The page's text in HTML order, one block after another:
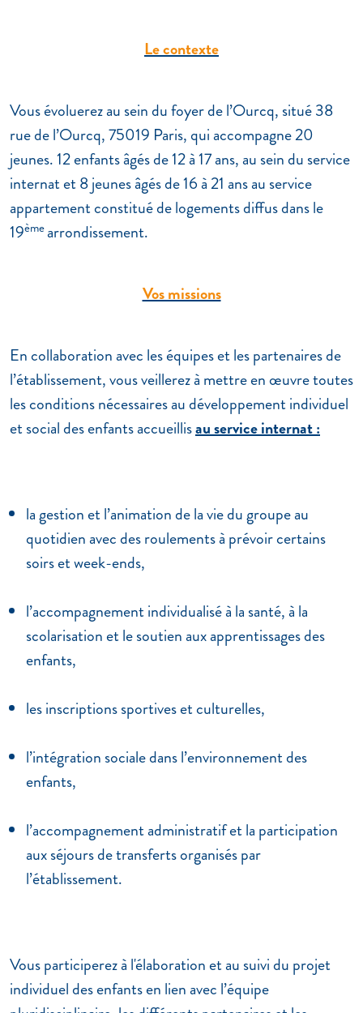
Le contexte
Vous évoluerez au sein du foyer de l’Ourcq, situé 38
rue de l’Ourcq, 75019 Paris, qui accompagne 20
jeunes. 12 enfants âgés de 12 à 17 ans, au sein du service
internat et 8 jeunes âgés de 16 à 21 ans au service
appartement constitué de logements diffus dans le
19èmearrondissement.
Vos missions
En collaboration avec les équipes et les partenaires de
l’établissement, vous veillerez à mettre en œuvre toutes
les conditions nécessaires au développement individuel
et social des enfants accueillisau service internat :
la gestion et l’animation de la vie du groupe au
quotidien avec des roulements à prévoir certains
soirs et week-ends,
l’accompagnement individualisé à la santé, à la
scolarisation et le soutien aux apprentissages des
enfants,
les inscriptions sportives et culturelles,
l’intégration sociale dans l’environnement des
enfants,
l’accompagnement administratif et la participation
aux séjours de transferts organisés par
l’établissement.
Vous participerez à l'élaboration et au suivi du projet
individuel des enfants en lien avec l’équipe